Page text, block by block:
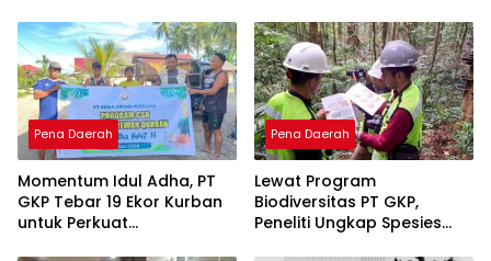
Masyarakat Lingkar
Tambang
Pena Daerah
Momentum Idul Adha, PT
GKP Tebar 19 Ekor Kurban
untuk Perkuat
Pena Daerah
Lewat Program
Biodiversitas PT GKP,
Peneliti Ungkap Spesies